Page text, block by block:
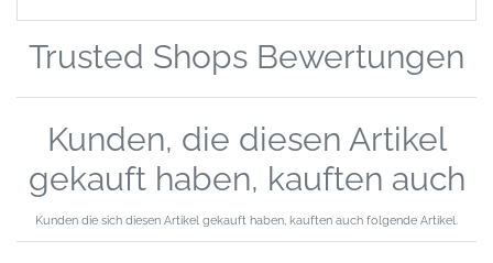
Trusted Shops Bewertungen
Kunden, die diesen Artikel
gekauft haben, kauften auch
Kunden die sich diesen Artikel gekauft haben, kauften auch folgende Artikel.